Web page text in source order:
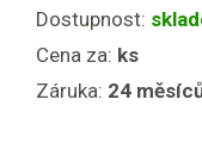
Dostupnost:
Cena za: ks
Záruka: 24